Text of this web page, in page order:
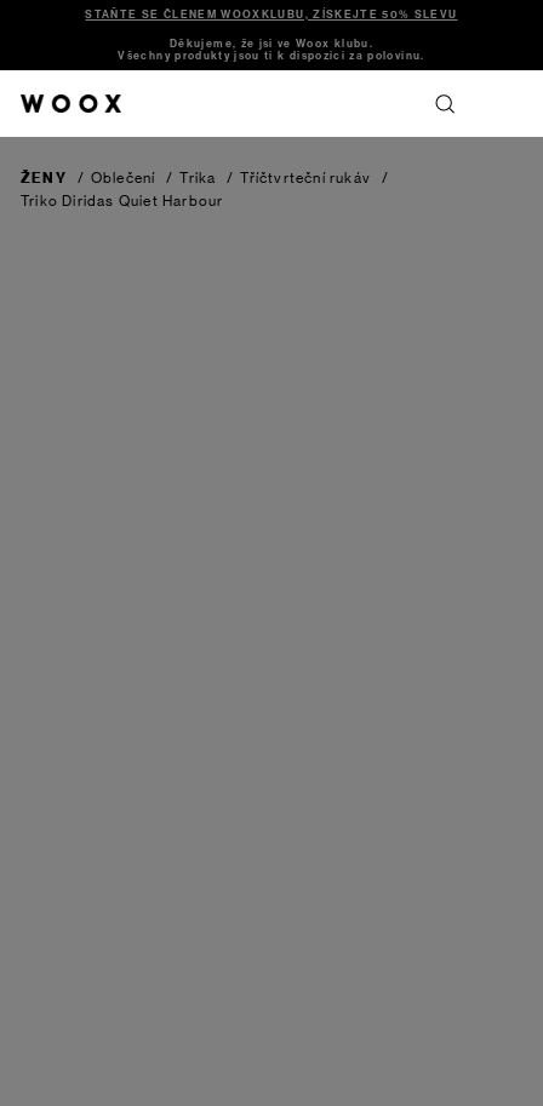
STAŇTE SE ČLENEM WOOXKLUBU, ZÍSKEJTE 50% SLEVU
Děkujeme, že jsi ve Woox klubu.
Všechny produkty jsou ti k dispozici za polovinu.
ŽENY / Oblečení / Trika / Tříčtvrteční rukáv
/
Triko Diridas Quiet Harbour